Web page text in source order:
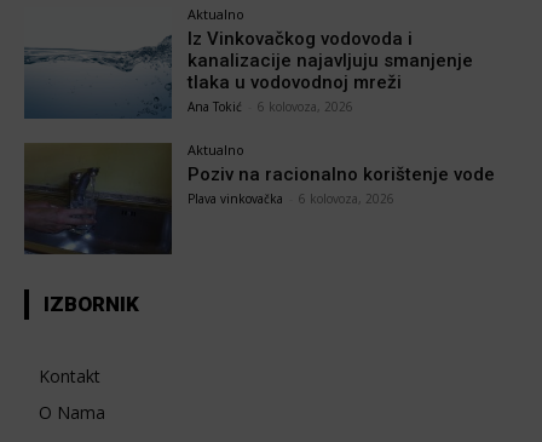
Aktualno
Iz Vinkovačkog vodovoda i
kanalizacije najavljuju smanjenje
tlaka u vodovodnoj mreži
Ana Tokić 6 kolovoza, 2026
Aktualno
Poziv na racionalno korištenje vode
Plava vinkovačka 6 kolovoza, 2026
IZBORNIK
Kontakt
O Nama